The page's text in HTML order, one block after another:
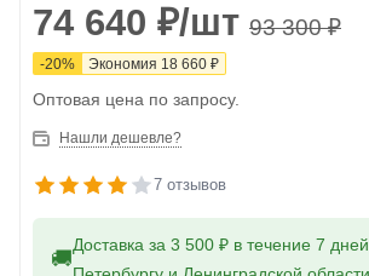
74 640 ₽/шт 93 300₽
-20% Экономия 18 660 ₽
Оптовая цена по запросу.
Нашли дешевле?
7 отзывов
🚚
Доставка за 3 500 ₽ в течение 7